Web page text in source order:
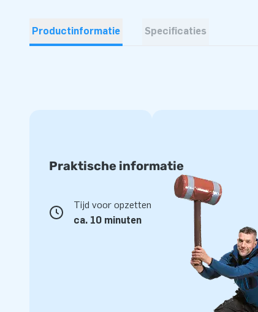
Productinformatie Specificaties
Praktische informatie
Tijd voor opzetten
ca. 10 minuten